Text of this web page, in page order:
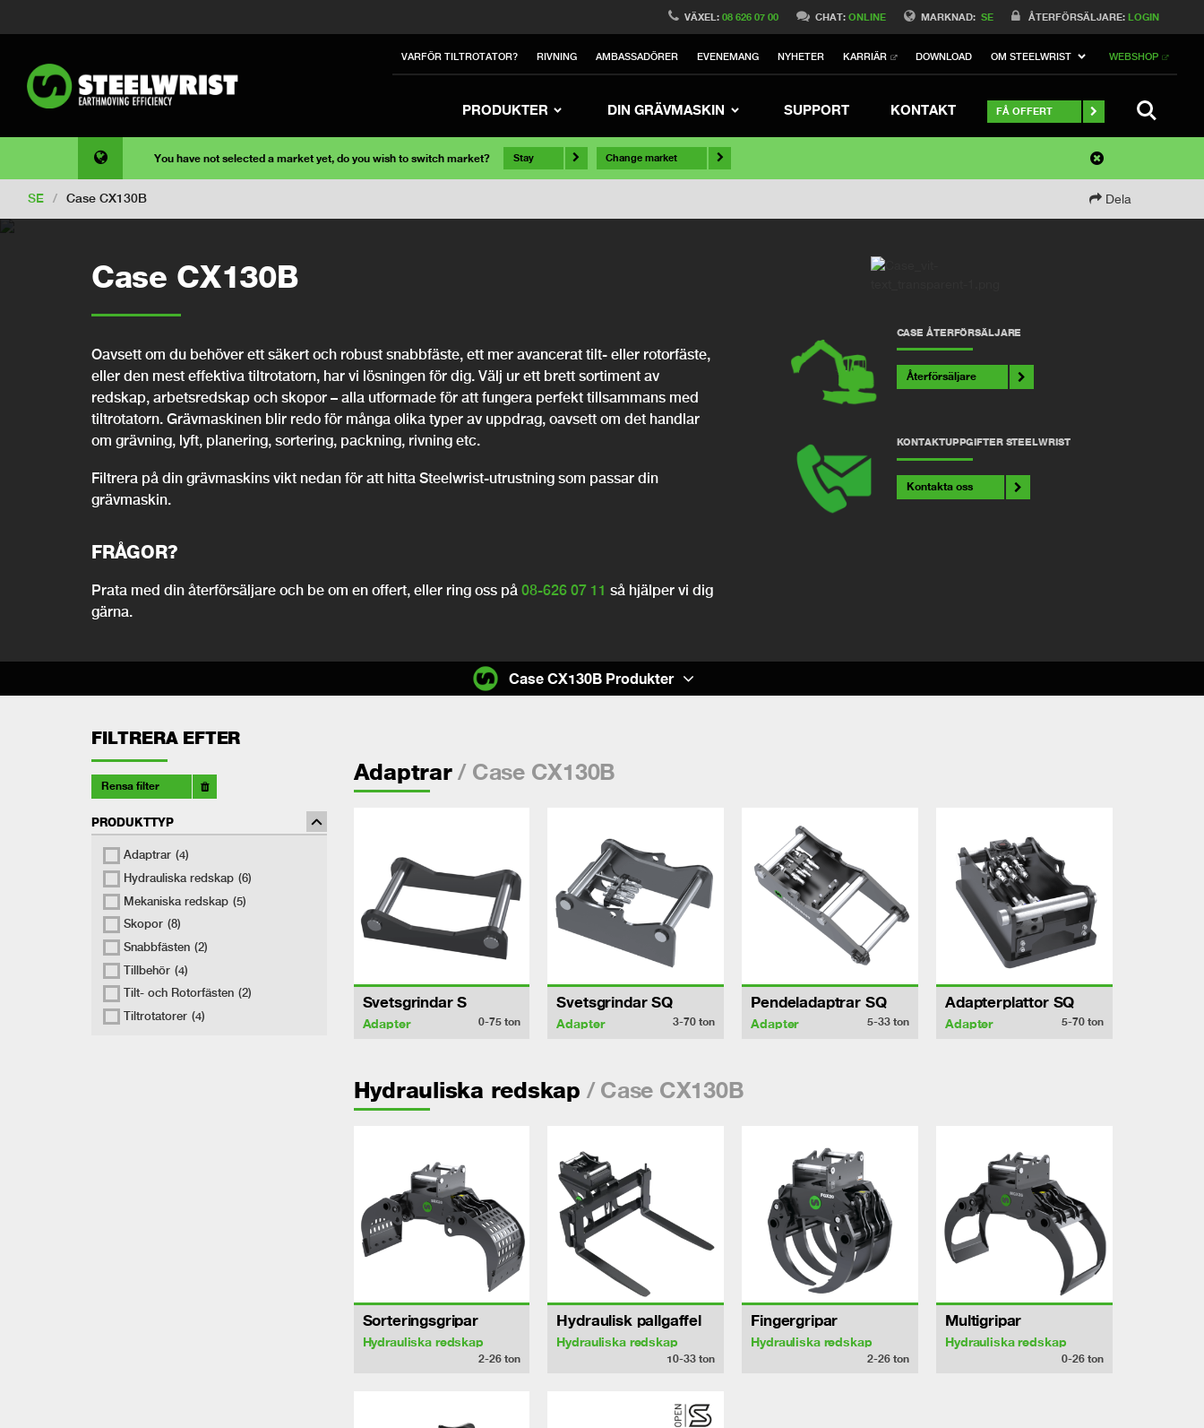
MARKNAD: SE ÅTERFÖRSÄLJARE: LOGIN
VÄXEL:08 626 07 00 CHAT:ONLINE
VARFÖR TILTROTATOR? RIVNING AMBASSADÖRER EVENEMANG NYHETER KARRIÄR DOWNLOAD OM STEELWRIST WEBSHOP
PRODUKTER DIN GRÄVMASKIN SUPPORT KONTAKT FÅ OFFERT
You have not selected a market yet, do you wish to switch market? Stay Change market
SE / Case CX130B Dela
Case CX130B
Oavsett om du behöver ett säkert och robust snabbfäste, ett mer avancerat tilt- eller rotorfäste,
eller den mest effektiva tiltrotatorn, har vi lösningen för dig. Välj ur ett brett sortiment av
redskap, arbetsredskap och skopor – alla utformade för att fungera perfekt tillsammans med
tiltrotatorn. Grävmaskinen blir redo för många olika typer av uppdrag, oavsett om det handlar
om grävning, lyft, planering, sortering, packning, rivning etc.
Filtrera på din grävmaskins vikt nedan för att hitta Steelwrist-utrustning som passar din
grävmaskin.
FRÅGOR?
Prata med din återförsäljare och be om en offert, eller ring oss på 08-626 07 11 så hjälper vi dig
gärna.
CASE ÅTERFÖRSÄLJARE
Återförsäljare
KONTAKTUPPGIFTER STEELWRIST
Kontakta oss
FILTRERA EFTER
Rensa filter
PRODUKTTYP
Adaptrar (4)
Hydrauliska redskap (6)
Mekaniska redskap (5)
Skopor (8)
Snabbfästen (2)
Tillbehör (4)
Tilt- och Rotorfästen (2)
Tiltrotatorer (4)
Adaptrar/ Case CX130B
Svetsgrindar S
Adapter 0-75ton
Svetsgrindar SQ
Adapter 3-70ton
Pendeladaptrar SQ
Adapter 5-33ton
Adapterplattor SQ
Adapter 5-70 ton
Hydrauliska redskap / Case CX130B
Sorteringsgripar
Hydrauliska redskap
2-26ton
Hydraulisk pallgaffel
Hydrauliska redskap
10-33ton
Fingergripar
Hydrauliska redskap
2-26ton
Multigripar
Hydrauliska redskap
0-26 ton
Case CX130B Produkter